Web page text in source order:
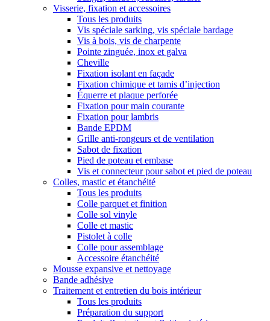
Visserie, fixation et accessoires
Tous les produits
Vis spéciale sarking, vis spéciale bardage
Vis à bois, vis de charpente
Pointe zinguée, inox et galva
Cheville
Fixation isolant en façade
Fixation chimique et tamis d’injection
Équerre et plaque perforée
Fixation pour main courante
Fixation pour lambris
Bande EPDM
Grille anti-rongeurs et de ventilation
Sabot de fixation
Pied de poteau et embase
Vis et connecteur pour sabot et pied de poteau
Colles, mastic et étanchéité
Tous les produits
Colle parquet et finition
Colle sol vinyle
Colle et mastic
Pistolet à colle
Colle pour assemblage
Accessoire étanchéité
Mousse expansive et nettoyage
Bande adhésive
Traitement et entretien du bois intérieur
Tous les produits
Préparation du support